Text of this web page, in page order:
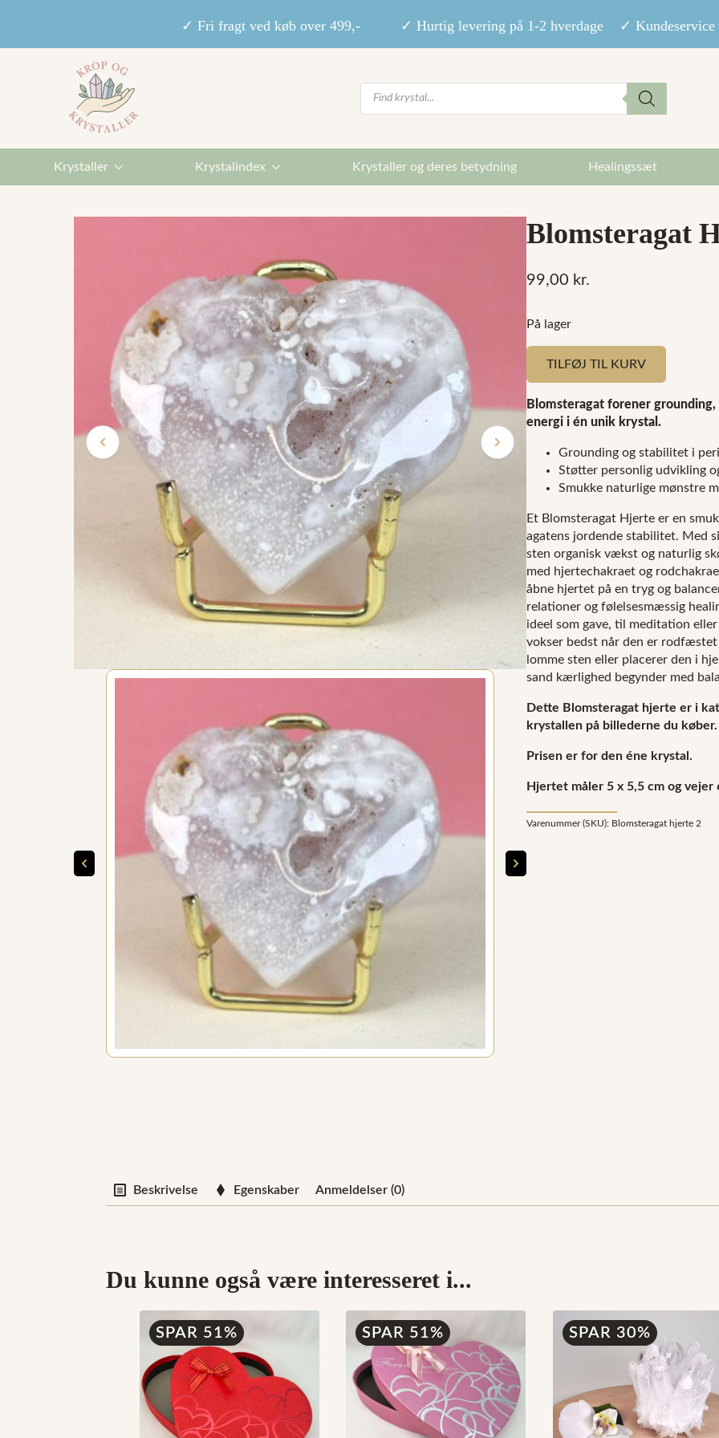
✓ Fri fragt ved køb over 499,- ✓ Hurtig levering på 1-2 hverdage ✓ Kundeservice
Products
search
Krystaller Krystalindex Krystaller og deres betydning Healingssæt
Blomsteragat
99,00 kr.
På lager
TILFØJ TIL KURV
Blomsteragat forener
energi i én unik krystal.
Grounding og stabilitet i
Støtter personlig udvikling
Smukke naturlige mønstre
Et Blomsteragat Hjerte er en
agatens jordende stabilitet. Med
sten organisk vækst og naturlig
med hjertechakraet og
åbne hjertet på en tryg og
relationer og følelsesmæssig
ideel som gave, til meditation
vokser bedst når den er
lomme sten eller placerer den i
sand kærlighed begynder med
Dette Blomsteragat hjerte er i
krystallen på billederne du køber.
Prisen er for den éne krystal.
Hjertet måler 5 x 5,5 cm og vejer
Varenummer (SKU): Blomsteragat hjerte 2
Beskrivelse Egenskaber Anmeldelser (0)
Du kunne også være interesseret i...
SPAR 51% SPAR 51% SPAR 30%